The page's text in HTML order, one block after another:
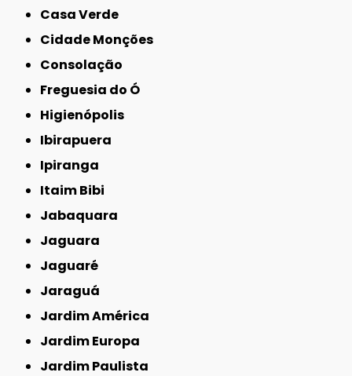
Casa Verde
Cidade Monções
Consolação
Freguesia do Ó
Higienópolis
Ibirapuera
Ipiranga
Itaim Bibi
Jabaquara
Jaguara
Jaguaré
Jaraguá
Jardim América
Jardim Europa
Jardim Paulista